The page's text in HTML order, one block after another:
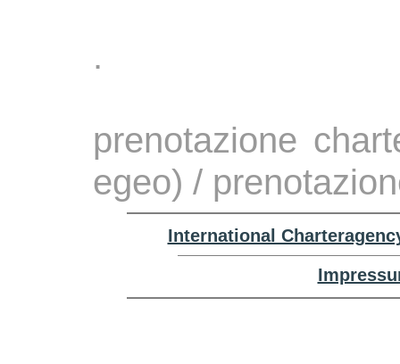
.
prenotazione
egeo) /
International